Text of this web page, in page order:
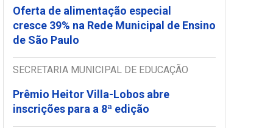
Oferta de alimentação especial
cresce 39% na Rede Municipal de Ensino
de São Paulo
SECRETARIA MUNICIPAL DE EDUCAÇÃO
Prêmio Heitor Villa-Lobos abre
inscrições para a 8ª edição